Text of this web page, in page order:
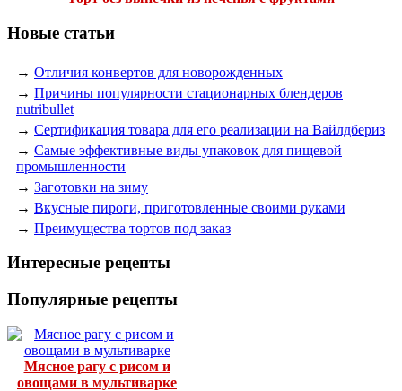
Новые статьи
→ Отличия конвертов для новорожденных
→ Причины популярности стационарных блендеров
nutribullet
→ Сертификация товара для его реализации на Вайлдбериз
→ Самые эффективные виды упаковок для пищевой
промышленности
→ Заготовки на зиму
→ Вкусные пироги, приготовленные своими руками
→ Преимущества тортов под заказ
Интересные рецепты
Популярные рецепты
Мясное рагу с рисом и
овощами в мультиварке